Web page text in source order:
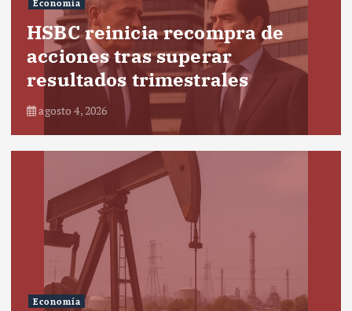
Economía
HSBC reinicia recompra de
acciones tras superar
resultados trimestrales
agosto 4, 2026
Economía